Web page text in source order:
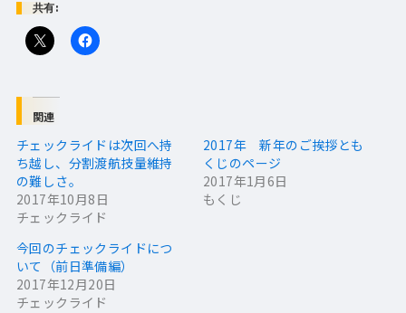
共有:
関連
チェックライドは次回へ持
ち越し、分割渡航技量維持
の難しさ。
2017年10月8日
チェックライド
2017年 新年のご挨拶とも
くじのページ
2017年1月6日
もくじ
今回のチェックライドにつ
いて（前日準備編）
2017年12月20日
チェックライド